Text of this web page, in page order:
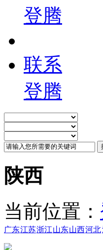
登腾
联系
登腾
陕西
当前位置：
广东江苏浙江山东山西河北